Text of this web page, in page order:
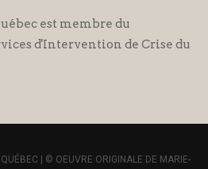
est membre du
d'Intervention de Crise du
| © OEUVRE ORIGINALE DE MARIE-